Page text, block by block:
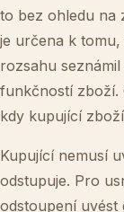
to bez ohledu na
je určena k
rozsahu
funkčností zboží.
kdy kupující
Kupující nemusí
odstupuje. Pro
odstoupení uvést